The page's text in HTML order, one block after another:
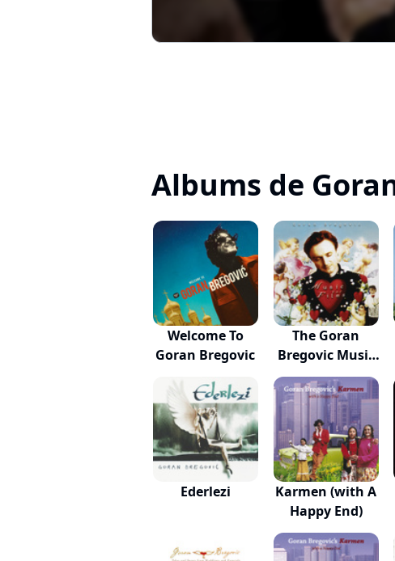
Albums de
Welcome To
Goran Bregovic
The Goran
Bregovic Music
For...
Ederlezi
Karmen (with A
Happy End)